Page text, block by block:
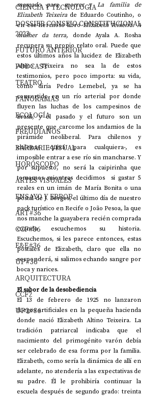
CIENCIA Y TECNOLOGÍA
DOSSIER CONSEJO CONSTITUCIONAL
2023
FUTURO ANTERIOR
PODCAST
TEATRO
PANORAMAS
ECOLOGÍA
FREUDIANOS
BARBARIE VISUAL
HORÓSCOPO
ARTES VISUALES
ENSAYO Y ERROR
ART#36
CCF#36
E&E#36
UP#36
ARQUITECTURA
CCF2
UP2#36
marcado para morrer y La familia de
Elizabeth Teixeira de Eduardo Coutinho, o
en ese hermoso libro Elizabeth Teixeira: A
mulher da terra, donde Ayala A. Rosha
recupera su propio relato oral. Puede que
estos últimos años la lucidez de Elizabeth
Altino Teixeira no sea la de estos
testimonios, pero poco importa: su vida,
como diría Pedro Lemebel, ya se ha
convertido en un río arterial por donde
fluyen las luchas de los campesinos de
Brasil, y el pasado y el futuro son un
presente que carcome los andamios de la
pirámide neoliberal. Para chilenos y
chilenas -quizá para cualquiera-, es
imposible entrar a ese río sin mancharse. Y
por supuesto, no será la caipirinha que
tomamos mientras decidimos  si gastar 5
reales en un imán de María Bonita o una
postal de J. Borges, el último día de nuestro
pack turístico en Recife o João Pesoa, la que
nos manche la guayabera recién comprada
cuando escuchemos su historia.
Escuchemos, si les parece entonces, estas
postales de Elizabeth, claro que ella no
responderá, si salimos echando sangre por
boca y narices.
El sabor de la desobediencia
El 13 de febrero de 1925 no lanzaron
fuegos artificiales en la pequeña hacienda
donde nació Elizabeth Altino Teixeira. La
tradición patriarcal indicaba que el
nacimiento del primogénito varón debía
ser celebrado de esa forma por la familia.
Elizabeth, como sería la dinámica de allí en
adelante, no atendería a las expectativas de
su padre. Él le prohibiría continuar la
escuela después de segundo grado: treinta